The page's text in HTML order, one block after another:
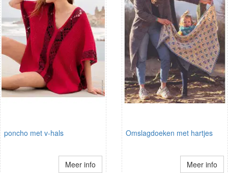
poncho met v-hals
Meer info
Omslagdoeken met hartjes
Meer info